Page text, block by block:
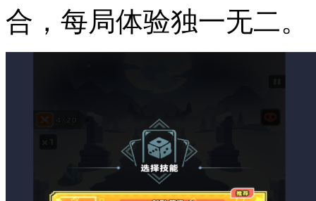
合，每局体验独一无二。